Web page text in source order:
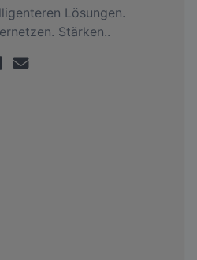
Lösungen.
Stärken..